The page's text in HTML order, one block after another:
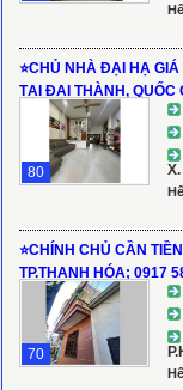
⭐️CHỦ NHÀ ĐẠI HẠ
TẠI ĐẠI THÀNH, QUỐC
80
⭐️CHÍNH CHỦ CẦN
TP.THANH HÓA; 0917
70